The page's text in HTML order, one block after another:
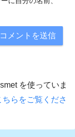
を使っていま
らをご覧くださ